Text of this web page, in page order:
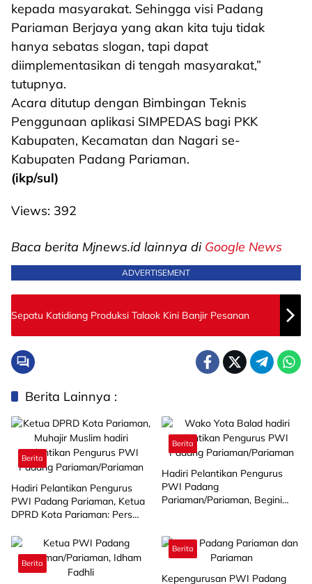
kepada masyarakat. Sehingga visi Padang
Pariaman Berjaya yang akan kita tuju tidak
hanya sebatas slogan, tapi dapat
diimplementasikan di tengah masyarakat,”
tutupnya.
Acara ditutup dengan Bimbingan Teknis
Penggunaan aplikasi SIMPEDAS bagi PKK
Kabupaten, Kecamatan dan Nagari se-
Kabupaten Padang Pariaman.
(ikp/sul)
Views: 392
Baca berita Mjnews.id lainnya di Google News
ADVERTISEMENT
Sepatu Katidiang Produksi Talaok Kini Banjir Pesanan
Berita Lainnya :
Berita
Hadiri Pelantikan Pengurus
PWI Padang Pariaman, Ketua
DPRD Kota Pariaman: Pers
Berita
Hadiri Pelantikan Pengurus
PWI Padang
Pariaman/Pariaman, Begini
Berita
Berita
Kepengurusan PWI Padang